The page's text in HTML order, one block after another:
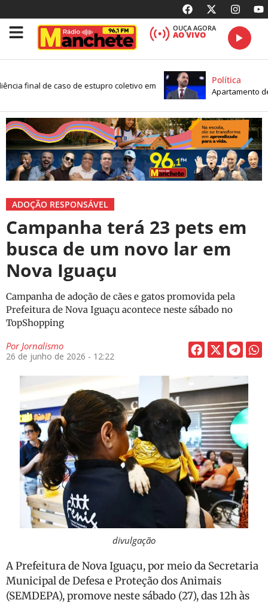
OUÇA AGORA
AO VIVO
final de caso de estupro coletivo em
Política
Apartamento de
ADOÇÃO RESPONSÁVEL
Campanha terá 23 pets em
busca de um novo lar em
Nova Iguaçu
Campanha de adoção de cães e gatos promovida pela
Prefeitura de Nova Iguaçu acontece neste sábado no
TopShopping
PorJornalismo
26 de junho de 2026 - 12:22
divulgação
A Prefeitura de Nova Iguaçu, por meio da Secretaria
Municipal de Defesa e Proteção dos Animais
(SEMDEPA), promove neste sábado (27), das 12h às